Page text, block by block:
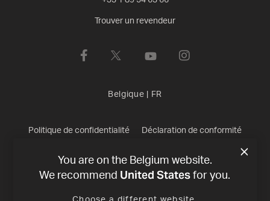
Trouver un revendeur
Belgique FR
Politique de confidentialité Déclaration de conformité
Conditions de Vente © 2026 Harman International Industries,
Incorporated. All rights reserved.
You are on the Belgium website.
We recommend United States for you.